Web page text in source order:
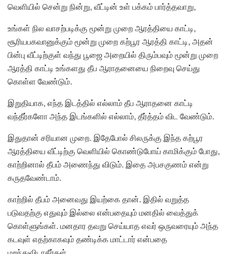
வெளியில் சென்று நின்று, வீட்டின் உள் பக்கம் பார்த்தவாறு,
உங்கள் நில வாசற்படிக்கு மூன்று முறை ஆரத்தியை காட்டி,
சூரியபகவானுக்கும் மூன்று முறை கற்பூர ஆரத்தி காட்டி, அதன்
பின்பு வீட்டிற்குள் வந்து பூஜை அறையில் திரும்பவும் மூன்று முறை
ஆரத்தி காட்டி உங்களது தீப ஆராதனையை நிறைவு செய்து
கொள்ள வேண்டும்.
இறுதியாக, எந்த இடத்தில் எல்லாம் தீப ஆராதனை காட்டி
வந்தீர்களோ அந்த இடங்களில் எல்லாம், தீர்த்தம் விட வேண்டும்.
இதுதான் சரியான முறை. இதேபோல் சிலருக்கு இந்த கற்பூர
ஆரத்தியை வீட்டிற்கு வெளியில் கொண்டுபோய் காமிக்கும் போது,
காற்றினால் தீபம் அணைந்து விடும். இதை அபசகுணம் என்று
கருதவேண்டாம்.
காற்றில் தீபம் அனைவது இயற்கை தான். இதில் வறுத்த
படுவதற்கு எதுவும் இல்லை என்பதையும் மனதில் வைத்துக்
கொள்ளுங்கள். மனதார தவறு செய்யாத எவர் ஒருவரையும் அந்த
கடவுள் எதற்காகவும் தண்டிக்க மாட்டார் என்பதை